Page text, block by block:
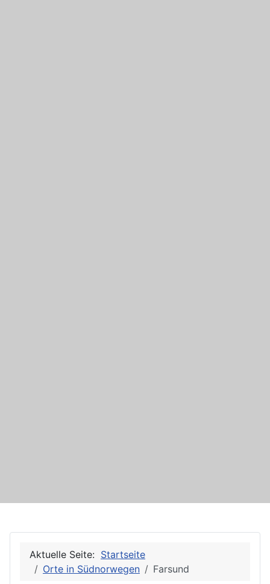
Aktuelle Seite: Startseite
Orte in Südnorwegen
Farsund